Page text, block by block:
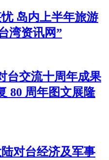
岛内上半年旅游
湾资讯网”
台交流十周年成果
80 周年图文展隆
对台经济及军事